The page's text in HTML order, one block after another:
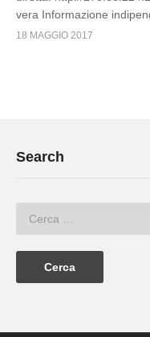
vera Informazione
18 MAGGIO 2017
Search